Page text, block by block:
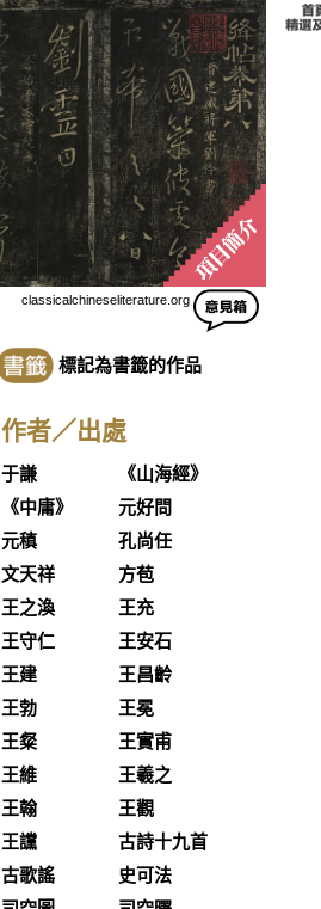
classicalchineseliterature.org
標記為書籤的作品
作者／出處
于謙
《山海經》
《中庸》
元好問
元稹
孔尚任
文天祥
方苞
王之渙
王充
王守仁
王安石
王建
王昌齡
王勃
王冕
王粲
王實甫
王維
王羲之
王翰
王觀
王讜
古詩十九首
古歌謠
史可法